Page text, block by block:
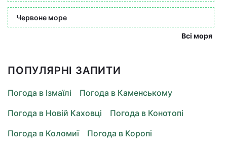
Червоне море
Всі моря
ПОПУЛЯРНІ ЗАПИТИ
Погода в Ізмаїлі
Погода в Каменському
Погода в Новій Каховці
Погода в Конотопі
Погода в Коломиї
Погода в Коропі